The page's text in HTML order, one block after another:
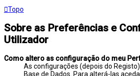
Topo
Sobre as Preferências e
Utilizador
Como altero as configuração do meu
As configurações (depois do
Base de Dados. Para alterá-las